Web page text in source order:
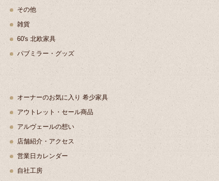
その他
雑貨
60's 北欧家具
パブミラー・グッズ
オーナーのお気に入り 希少家具
アウトレット・セール商品
アルヴェールの想い
店舗紹介・アクセス
営業日カレンダー
自社工房